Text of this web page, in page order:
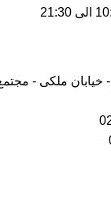
خیابان ملکی -